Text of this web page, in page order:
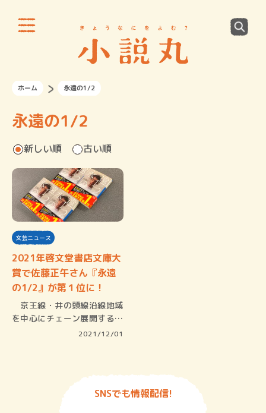
ホーム 永遠の1/2
永遠の1/2
新しい順 古い順
文芸ニュース
2021年啓文堂書店文庫大
賞で佐藤正午さん『永遠
の1/2』が第１位に！
京王線・井の頭線沿線地域
を中心にチェーン展開する啓
2021/12/01
SNSでも情報配信!